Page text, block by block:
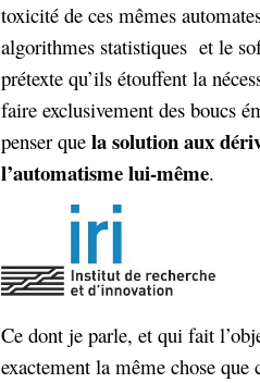
toxicité de ces mêmes
algorithmes statistiques et le
prétexte qu’ils étouffent la
faire exclusivement des boucs
penser que la solution aux
l’automatisme lui-même.
Ce dont je parle, et qui fait
exactement la même chose